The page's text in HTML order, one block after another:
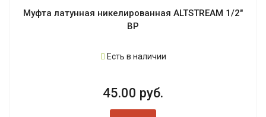
Муфта латунная никелированная ALTSTREAM 1/2"
ВР
Есть в наличии
45.00 руб.